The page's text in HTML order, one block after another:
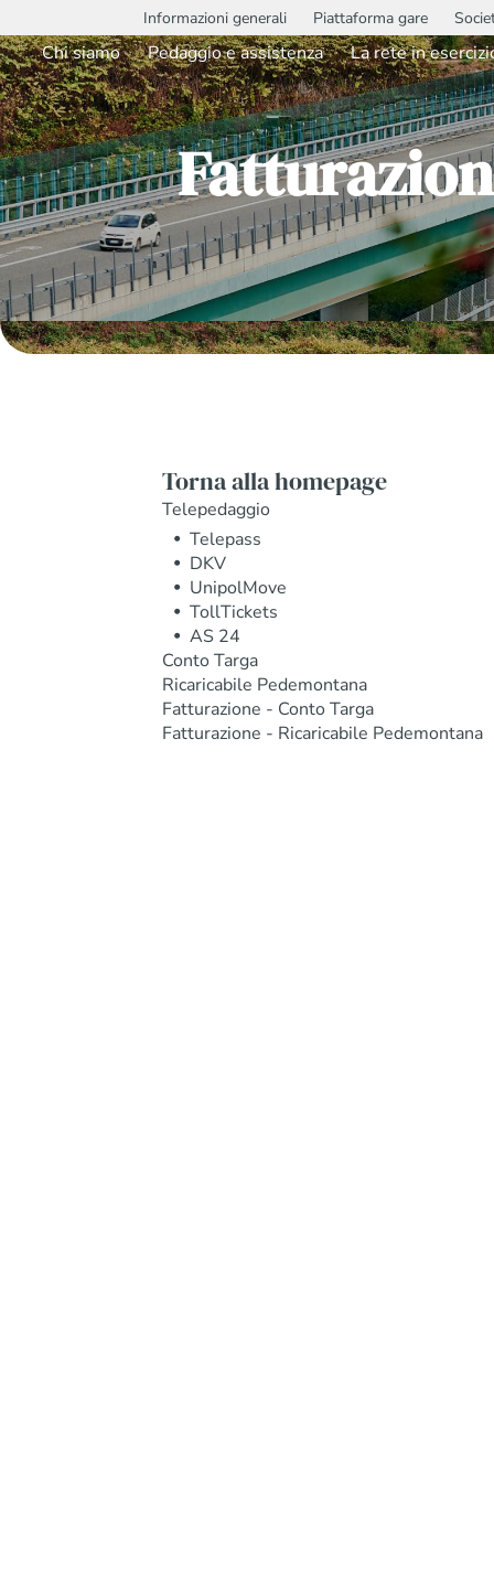
Informazioni generali Piattaforma gare
Chi siamo Pedaggio e assistenza La rete in
Torna alla homepage
Telepedaggio
Telepass
DKV
UnipolMove
TollTickets
AS 24
Conto Targa
Ricaricabile Pedemontana
Fatturazione - Conto Targa
Fatturazione - Ricaricabile Pedemontana